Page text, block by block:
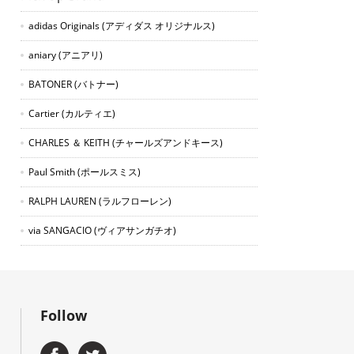
adidas Originals(アディダス オリジナルス)
aniary(アニアリ)
BATONER(バトナー)
Cartier(カルティエ)
CHARLES ＆ KEITH (チャールズアンドキース)
Paul Smith(ポールスミス)
RALPH LAUREN (ラルフローレン)
via SANGACIO(ヴィアサンガチオ)
Follow